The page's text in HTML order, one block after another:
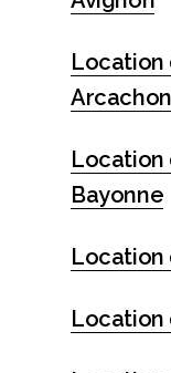
Location
Arcachon
Location
Bayonne
Location
Location